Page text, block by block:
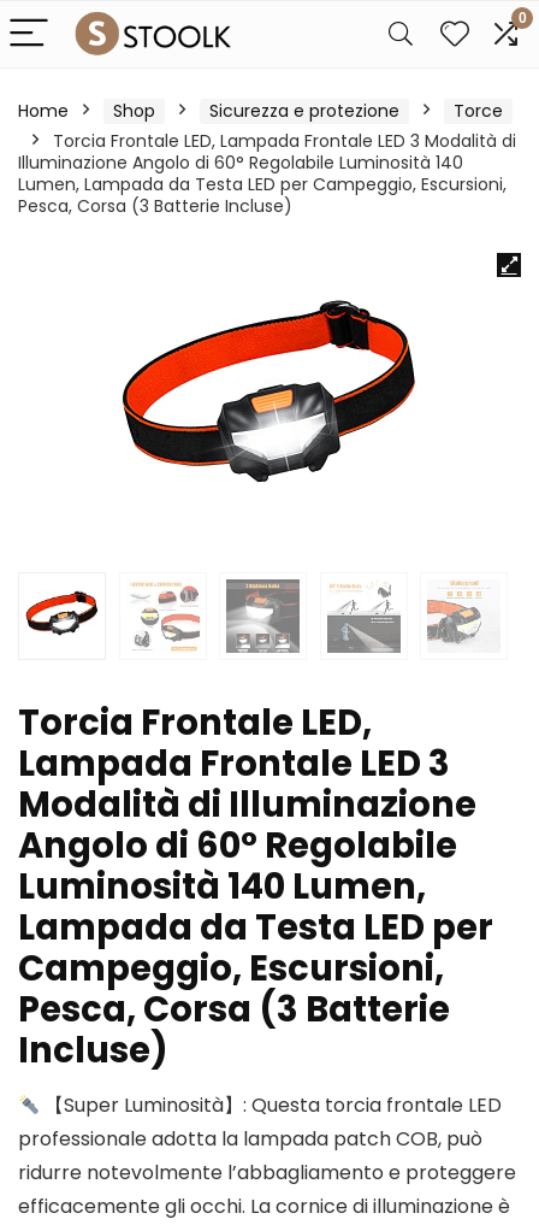
0
Home Shop Sicurezza e protezione
Torce
Torcia Frontale LED, Lampada Frontale LED 3 Modalità di
Illuminazione Angolo di 60° Regolabile Luminosità 140
Lumen, Lampada da Testa LED per Campeggio, Escursioni,
Pesca, Corsa (3 Batterie Incluse)
Torcia Frontale LED,
Lampada Frontale LED 3
Modalità di Illuminazione
Angolo di 60° Regolabile
Luminosità 140 Lumen,
Lampada da Testa LED per
Campeggio, Escursioni,
Pesca, Corsa (3 Batterie
Incluse)
【Super Luminosità】: Questa torcia frontale LED
professionale adotta la lampada patch COB, può
ridurre notevolmente l’abbagliamento e proteggere
efficacemente gli occhi. La cornice di illuminazione è